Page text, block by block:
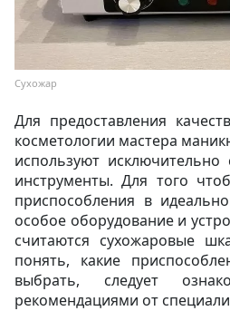
Сухожар
Для предоставления
косметологии мастера
используют
инструменты. Для того
приспособления в
особое оборудование и
считаются сухожаровые
понять, какие
выбрать, следует
рекомендациями от